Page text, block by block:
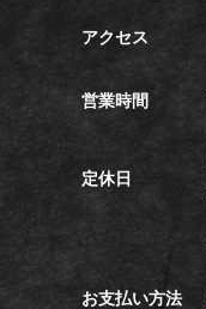
アクセス
営業時間
定休日
お支払い方法